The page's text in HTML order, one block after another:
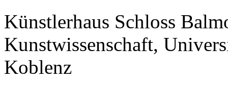
Künstlerhaus Schloss
Kunstwissenschaft,
Koblenz